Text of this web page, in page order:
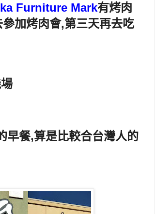
Furniture Mark有烤肉
加烤肉會,第三天再去吃
早餐,算是比較合台灣人的